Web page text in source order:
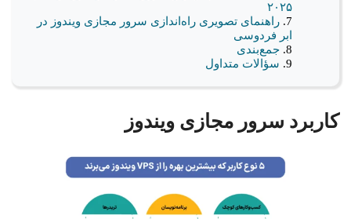
۲۰۲۵
راهنمای تصویری راه‌اندازی سرور مجازی ویندوز در
ابر فردوسی
جمع‌بندی
سؤالات متداول
کاربرد سرور مجازی ویندوز